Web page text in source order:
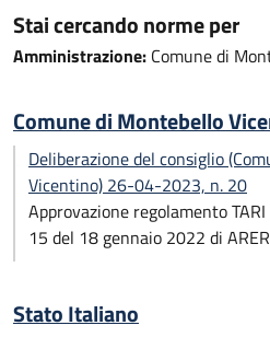
Stai cercando norme per
Amministrazione: Comune di
Comune di Montebello
Deliberazione del consiglio
Vicentino) 26-04-2023, n. 20
Approvazione regolamento
15 del 18 gennaio 2022 di
Stato Italiano